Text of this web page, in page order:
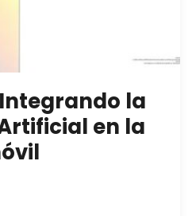
Integrando la
en la